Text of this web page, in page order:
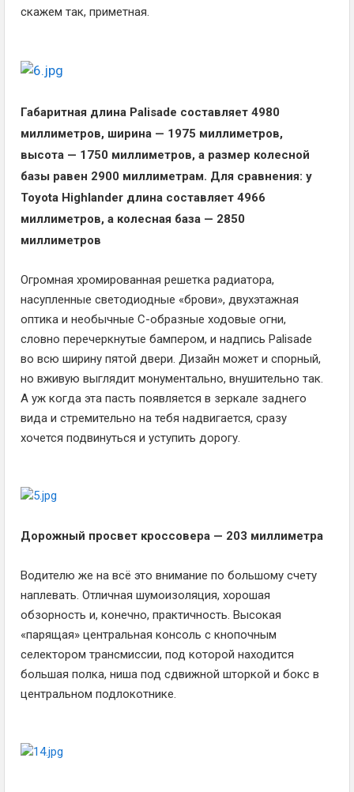
скажем так, приметная.
Габаритная длина Palisade составляет 4980
миллиметров, ширина — 1975 миллиметров,
высота — 1750 миллиметров, а размер колесной
базы равен 2900 миллиметрам. Для сравнения: у
Toyota Highlander длина составляет 4966
миллиметров, а колесная база — 2850
миллиметров
Огромная хромированная решетка радиатора,
насупленные светодиодные «брови», двухэтажная
оптика и необычные С-образные ходовые огни,
словно перечеркнутые бампером, и надпись Palisade
во всю ширину пятой двери. Дизайн может и спорный,
но вживую выглядит монументально, внушительно так.
А уж когда эта пасть появляется в зеркале заднего
вида и стремительно на тебя надвигается, сразу
хочется подвинуться и уступить дорогу.
Дорожный просвет кроссовера — 203 миллиметра
Водителю же на всё это внимание по большому счету
наплевать. Отличная шумоизоляция, хорошая
обзорность и, конечно, практичность. Высокая
«парящая» центральная консоль с кнопочным
селектором трансмиссии, под которой находится
большая полка, ниша под сдвижной шторкой и бокс в
центральном подлокотнике.